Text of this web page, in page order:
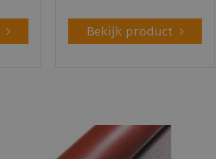
Bekijk product